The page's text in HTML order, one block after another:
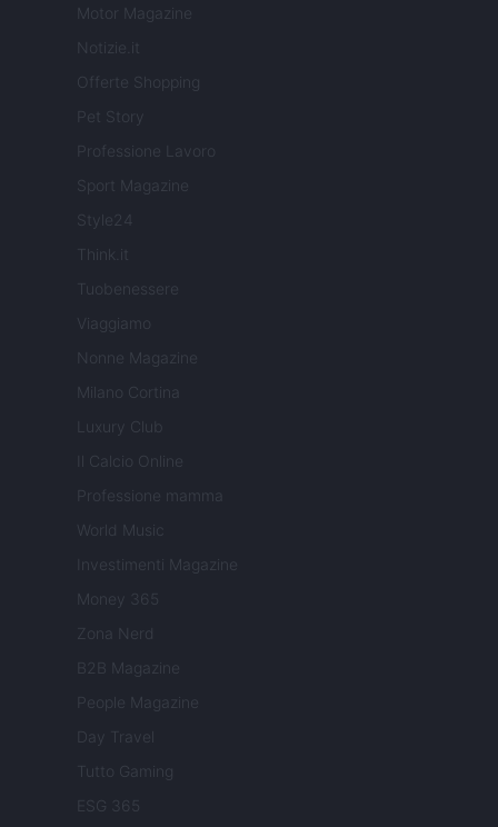
Motor Magazine
Notizie.it
Offerte Shopping
Pet Story
Professione Lavoro
Sport Magazine
Style24
Think.it
Tuobenessere
Viaggiamo
Nonne Magazine
Milano Cortina
Luxury Club
Il Calcio Online
Professione mamma
World Music
Investimenti Magazine
Money 365
Zona Nerd
B2B Magazine
People Magazine
Day Travel
Tutto Gaming
ESG 365